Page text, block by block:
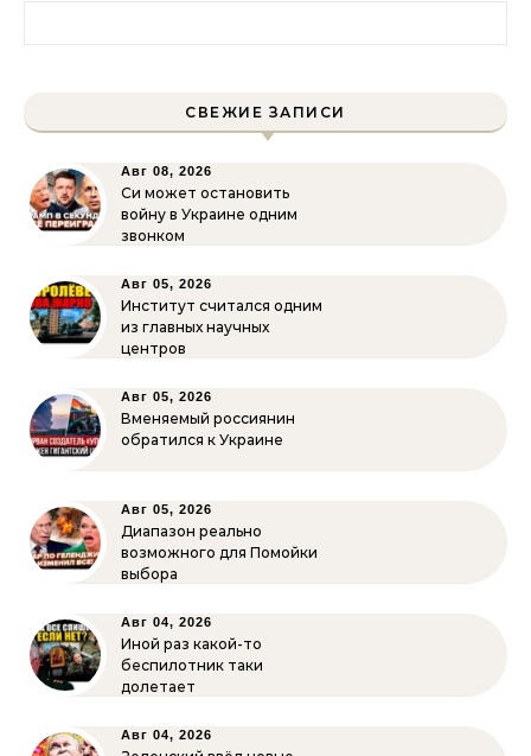
СВЕЖИЕ ЗАПИСИ
Авг 08, 2026
Си может остановить
войну в Украине одним
звонком
Авг 05, 2026
Институт считался одним
из главных научных
центров
Авг 05, 2026
Вменяемый россиянин
обратился к Украине
Авг 05, 2026
Диапазон реально
возможного для Помойки
выбора
Авг 04, 2026
Иной раз какой-то
беспилотник таки
долетает
Авг 04, 2026